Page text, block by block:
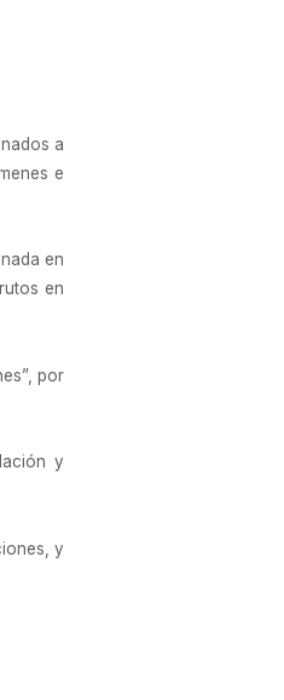
a
e
en
en
por
y
y